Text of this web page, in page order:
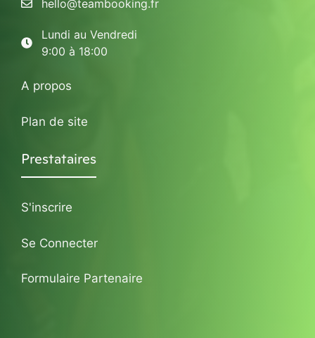
hello@teambooking.fr
Lundi au Vendredi
9:00 à 18:00
A propos
Plan de site
Prestataires
S'inscrire
Se Connecter
Formulaire Partenaire